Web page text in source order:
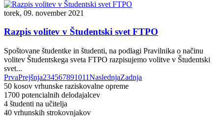
torek, 09. november 2021
Razpis volitev v Študentski svet FTPO
Spoštovane študentke in študenti, na podlagi Pravilnika o načinu
volitev Študentskega sveta FTPO razpisujemo volitve v Študentski
svet...
PrvaPrejšnja234567891011NaslednjaZadnja
50 kosov vrhunske raziskovalne opreme
1700 potencialnih delodajalcev
4 študenti na učitelja
40 vrhunskih strokovnjakov